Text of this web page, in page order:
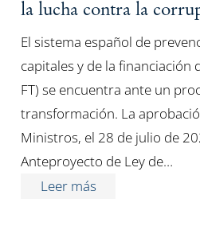
la lucha contra la
El sistema español de
capitales y de la financiación
FT) se encuentra ante un
transformación. La
Ministros, el 28 de julio de
Anteproyecto de Ley de…
Leer más